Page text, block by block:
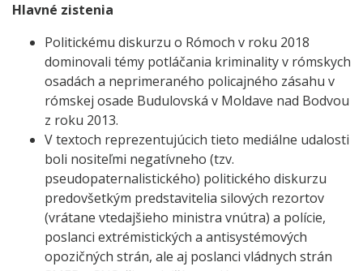
Hlavné zistenia
Politickému diskurzu o Rómoch v roku 2018
dominovali témy potláčania kriminality v rómskych
osadách a neprimeraného policajného zásahu v
rómskej osade Budulovská v Moldave nad Bodvou
z roku 2013.
V textoch reprezentujúcich tieto mediálne udalosti
boli nositeľmi negatívneho (tzv.
pseudopaternalistického) politického diskurzu
predovšetkým predstavitelia silových rezortov
(vrátane vtedajšieho ministra vnútra) a polície,
poslanci extrémistických a antisystémových
opozičných strán, ale aj poslanci vládnych strán